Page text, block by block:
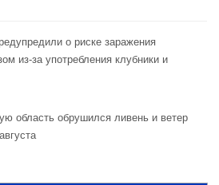
о риске заражения
из‑за употребления клубники и
область обрушился ливень и ветер